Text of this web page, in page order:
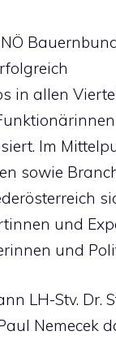
NÖ
in allen
Im
sowie
und
und
LH-Stv. Dr.
Nemecek